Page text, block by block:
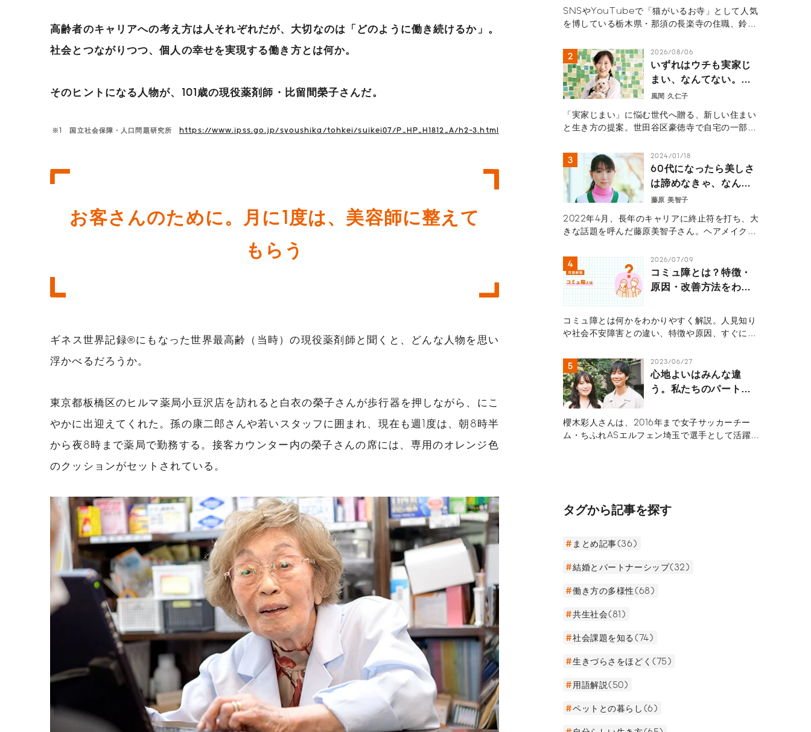
高齢者のキャリアへの考え方は人それぞれだが、大切なのは「どのように働き続けるか」。
社会とつながりつつ、個人の幸せを実現する働き方とは何か。
そのヒントになる人物が、101歳の現役薬剤師・比留間榮子さんだ。
※1 国立社会保障・人口問題研究所 https://www.ipss.go.jp/syoushika/tohkei/suikei07/P_HP_H1812_A/h2-3.html
お客さんのために。月に1度は、美容師に整えて
もらう
ギネス世界記録®にもなった世界最高齢（当時）の現役薬剤師と聞くと、どんな人物を思い
浮かべるだろうか。
東京都板橋区のヒルマ薬局小豆沢店を訪れると白衣の榮子さんが歩行器を押しながら、にこ
やかに出迎えてくれた。孫の康二郎さんや若いスタッフに囲まれ、現在も週1度は、朝8時半
から夜8時まで薬局で勤務する。接客カウンター内の榮子さんの席には、専用のオレンジ色
のクッションがセットされている。
語るペットロスの受け
入れ方
SNSやYouTubeで「猫がいるお寺」として人気
を博している栃木県・那須の長楽寺の住職、鈴木
ー。多くの猫を看取り、ペットロスの葛藤、治療
の選択と向き合ってきた体験から「弔いの本質」
を紐解きます。悲しみを自然の摂理と捉え、遺さ
れた人間が前を向いて生きるためのヒントが詰ま
ったメッセージ。
2026/08/06
いずれはウチも実家じ
まい、なんてない。―
自宅を開いたら、地域
と世界を繋ぐ扉になっ
た。豪徳寺の小さなカ
の未来―
風間 久仁子
「実家じまい」に悩む世代へ贈る、新しい住まい
と生き方の提案。世田谷区豪徳寺で自宅の一部を
間久仁子さん。地域住民や外国人観光客が集う場
へと家を開き、新たな人生を歩み始めた物語を紹
介します。
2024/01/18
60代になったら美しさ
は諦めなきゃ、なんて
ない。― 藤原美智子が
何歳でも輝き続けられ
る理由 ―
藤原 美智子
2022年4月、長年のキャリアに終止符を打ち、大
きな話題を呼んだ藤原美智子さん。ヘアメイクア
けてきた。そんな藤原さんは引退後も「ビューテ
ィ・ライフスタイルデザイナー」として新たな取
り組みにチャレンジしている。新たなチャレンジ
を続け、活躍し続ける藤原さんの原動力に迫っ
た。
2026/07/09
コミュ障とは？特徴・
原因・改善方法をわか
コミュ障とは何かをわかりやすく解説。人見知り
や社会不安障害との違い、特徴や原因、すぐに実
安まで網羅的に紹介します。
2023/06/27
心地よいはみんな違
う。私たちのパートナ
場合】
櫻木彩人さんは、2016年まで女子サッカーチー
ム・ちふれASエルフェン埼玉で選手として活躍し
タグから記事を探す
まとめ記事(36)
結婚とパートナーシップ(32)
働き方の多様性(68)
共生社会(81)
社会課題を知る(74)
生きづらさをほどく(75)
用語解説(50)
ペットとの暮らし(6)